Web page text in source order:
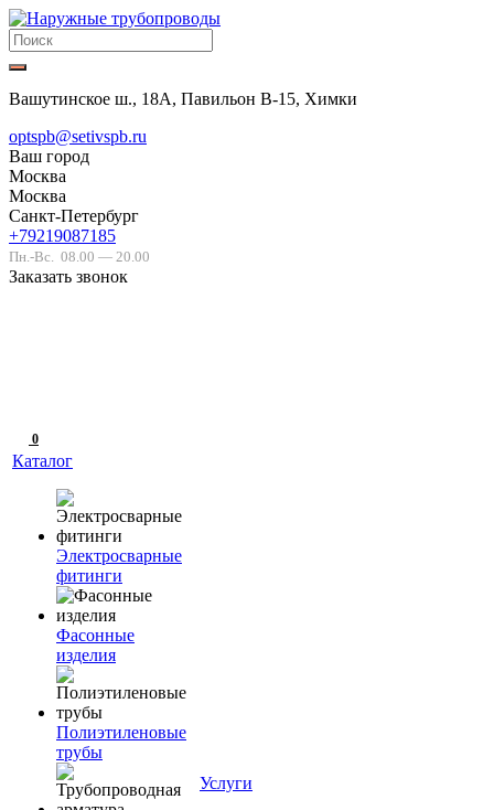
Вашутинское ш., 18А, Павильон В-15, Химки
optspb@setivspb.ru
Ваш город
Москва
Москва
Санкт-Петербург
+79219087185
Пн.-Вс. 08.00 — 20.00
Заказать звонок
0
Каталог
Электросварные
фитинги
Фасонные
изделия
Полиэтиленовые
трубы
Услуги